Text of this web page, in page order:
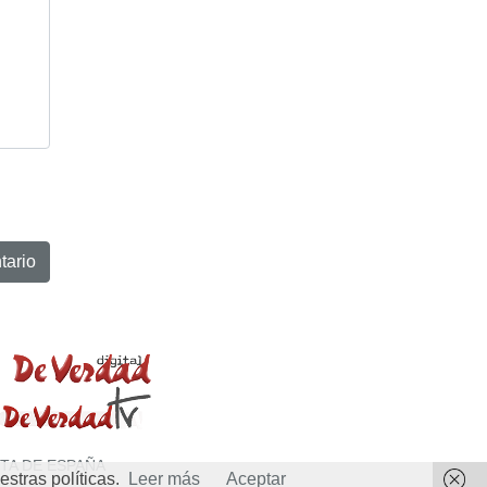
DE ESPAÑA
políticas. Leer más Aceptar